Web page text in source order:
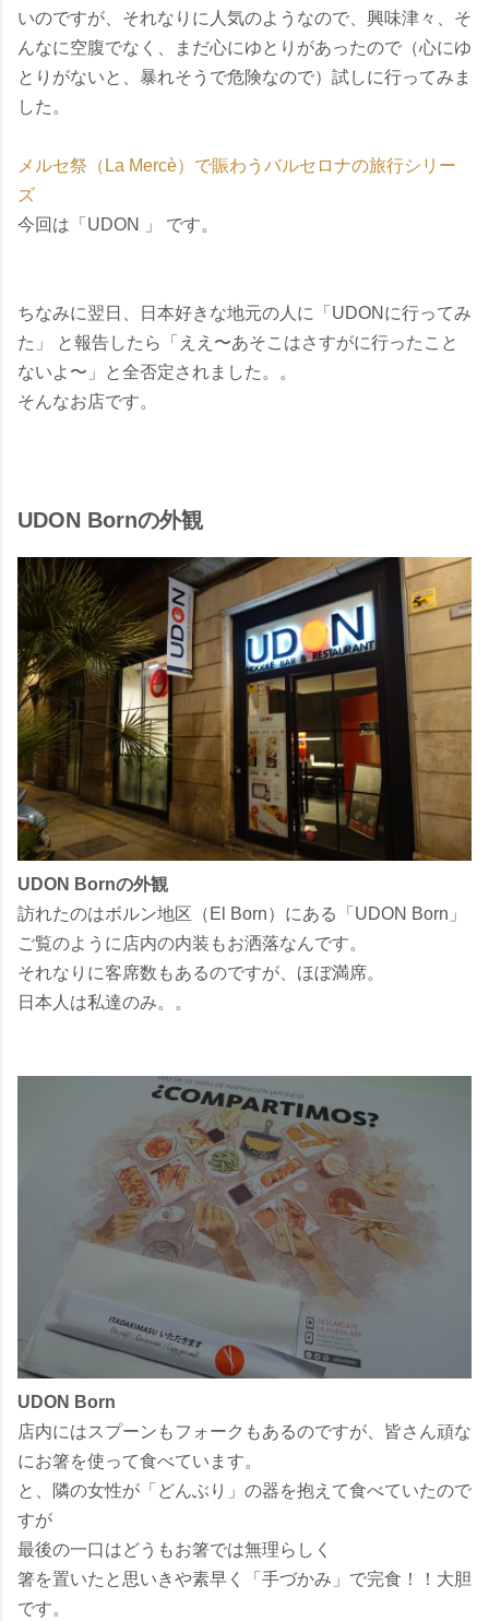
いのですが、それなりに人気のようなので、興味津々、そ
んなに空腹でなく、まだ心にゆとりがあったので（心にゆ
とりがないと、暴れそうで危険なので）試しに行ってみま
した。
メルセ祭（La Mercè）で賑わうバルセロナの旅行シリー
ズ
今回は「UDON 」 です。
ちなみに翌日、日本好きな地元の人に「UDONに行ってみ
た」 と報告したら「ええ〜あそこはさすがに行ったこと
ないよ〜」と全否定されました。。
そんなお店です。
UDON Bornの外観
UDON Bornの外観
訪れたのはボルン地区（El Born）にある「UDON Born」
ご覧のように店内の内装もお洒落なんです。
それなりに客席数もあるのですが、ほぼ満席。
日本人は私達のみ。。
UDON Born
店内にはスプーンもフォークもあるのですが、皆さん頑な
にお箸を使って食べています。
と、隣の女性が「どんぶり」の器を抱えて食べていたので
すが
最後の一口はどうもお箸では無理らしく
箸を置いたと思いきや素早く「手づかみ」で完食！！大胆
です。